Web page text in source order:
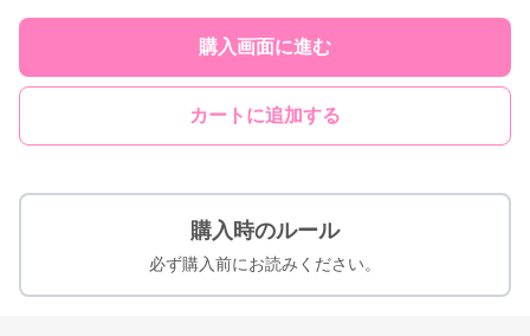
購入画面に進む
カートに追加する
購入時のルール
必ず購入前にお読みください。